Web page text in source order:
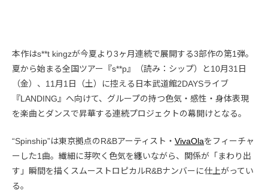
本作はs**t kingzが今夏より3ヶ月連続で展開する3部作の第1弾。
夏から始まる全国ツアー『s**p』（読み：シップ）と10月31日
（金）、11月1日（土）に控える日本武道館2DAYSライブ
『LANDING』へ向けて、グループの持つ色気・感性・身体表現
を楽曲とダンスで昇華する連続プロジェクトの幕開けとなる。
“Spinship”は東京拠点のR&Bアーティスト・ VivaOlaをフィーチャ
ーした1曲。繊細に芽吹く色気を纏いながら、関係が「まわり出
す」瞬間を描くスムーストロピカルR&Bナンバーに仕上がってい
る。